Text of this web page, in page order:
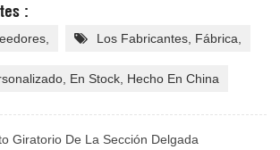
:
Los Fabricantes, Fábrica,
En Stock, Hecho En China
Giratorio De La Sección Delgada